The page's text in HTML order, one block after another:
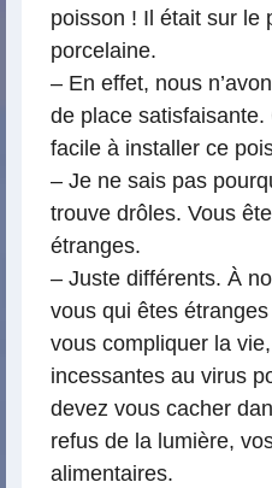
poisson ! Il était sur le
porcelaine.
– En effet, nous
de place satisfaisante.
facile à installer ce
– Je ne sais pas
trouve drôles. Vous
étranges.
– Juste différents. À
vous qui êtes
vous compliquer la
incessantes au virus
devez vous cacher
refus de la lumière,
alimentaires.